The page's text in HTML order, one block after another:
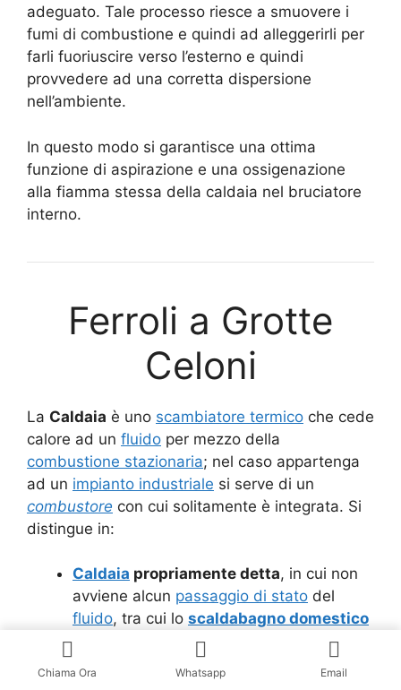
adeguato. Tale processo riesce a smuovere i
fumi di combustione e quindi ad alleggerirli per
farli fuoriuscire verso l’esterno e quindi
provvedere ad una corretta dispersione
nell’ambiente.
In questo modo si garantisce una ottima
funzione di aspirazione e una ossigenazione
alla fiamma stessa della caldaia nel bruciatore
interno.
Ferroli a Grotte
Celoni
La Caldaia è uno scambiatore termico che cede
calore ad un fluido per mezzo della
combustione stazionaria; nel caso appartenga
ad un impianto industriale si serve di un
combustore con cui solitamente è integrata. Si
distingue in:
Caldaia propriamente detta, in cui non
avviene alcun passaggio di stato del
fluido, tra cui lo scaldabagno domestico
Generatore di vapore
in cui avviene
fluido
Chiama Ora Whatsapp Email